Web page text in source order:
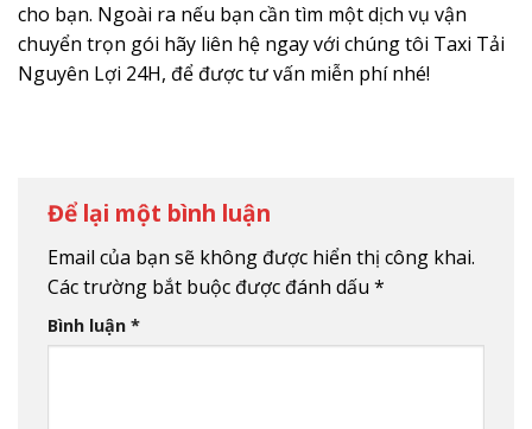
cho bạn. Ngoài ra nếu bạn cần tìm một dịch vụ vận
chuyển trọn gói hãy liên hệ ngay với chúng tôi Taxi Tải
Nguyên Lợi 24H, để được tư vấn miễn phí nhé!
Để lại một bình luận
Email của bạn sẽ không được hiển thị công khai.
Các trường bắt buộc được đánh dấu *
Bình luận *